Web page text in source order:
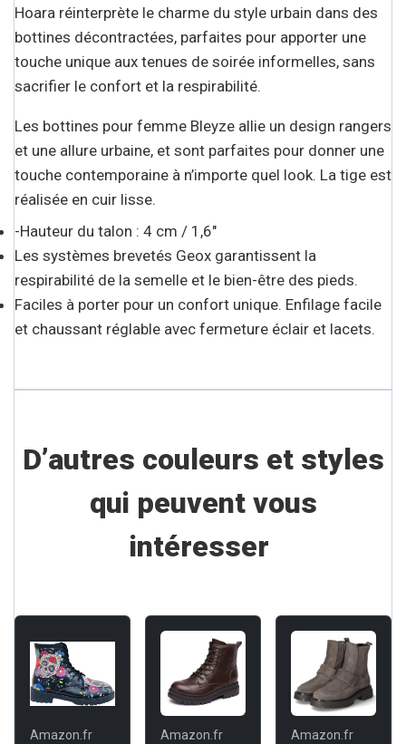
Hoara réinterprète le charme du style urbain dans des
bottines décontractées, parfaites pour apporter une
touche unique aux tenues de soirée informelles, sans
sacrifier le confort et la respirabilité.
Les bottines pour femme Bleyze allie un design rangers
et une allure urbaine, et sont parfaites pour donner une
touche contemporaine à n’importe quel look. La tige est
réalisée en cuir lisse.
-Hauteur du talon : 4 cm / 1,6″
Les systèmes brevetés Geox garantissent la
respirabilité de la semelle et le bien-être des pieds.
Faciles à porter pour un confort unique. Enfilage facile
et chaussant réglable avec fermeture éclair et lacets.
D’autres couleurs et styles
qui peuvent vous
intéresser
Amazon.fr Amazon.fr Amazon.fr